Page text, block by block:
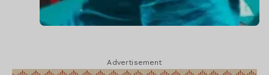
Advertisement